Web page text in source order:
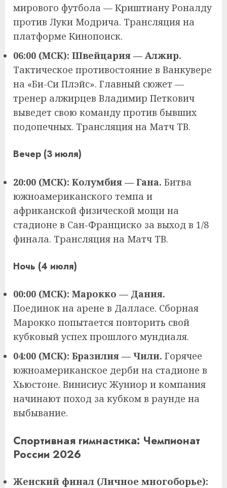
мирового футбола — Криштиану Роналду
против Луки Модрича. Трансляция на
платформе Кинопоиск.
06:00 (МСК): Швейцария — Алжир.
Тактическое противостояние в Ванкувере
на «Би-Си Плэйс». Главный сюжет —
тренер алжирцев Владимир Петкович
выведет свою команду против бывших
подопечных. Трансляция на Матч ТВ.
Вечер (3 июля)
20:00 (МСК): Колумбия — Гана. Битва
южноамериканского темпа и
африканской физической мощи на
стадионе в Сан-Франциско за выход в 1/8
финала. Трансляция на Матч ТВ.
Ночь (4 июля)
00:00 (МСК): Марокко — Дания.
Поединок на арене в Далласе. Сборная
Марокко попытается повторить свой
кубковый успех прошлого мундиаля.
04:00 (МСК): Бразилия — Чили. Горячее
южноамериканское дерби на стадионе в
Хьюстоне. Винисиус Жуниор и компания
начинают поход за кубком в раунде на
выбывание.
Спортивная гимнастика: Чемпионат
России 2026
Женский финал (Личное многоборье):